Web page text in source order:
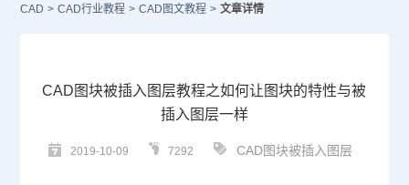
CAD > CAD行业教程 > CAD图文教程 > 文章详情
CAD图块被插入图层教程之如何让图块的特性与被
插入图层一样
2019-10-09 7292 CAD图块被插入图层